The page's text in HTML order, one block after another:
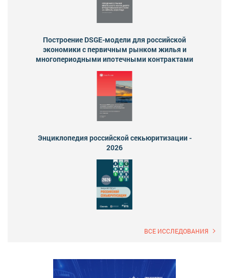
Построение DSGE-модели для российской
экономики с первичным рынком жилья и
многопериодными ипотечными контрактами
Энциклопедия российской секьюритизации -
2026
ВСЕ ИССЛЕДОВАНИЯ